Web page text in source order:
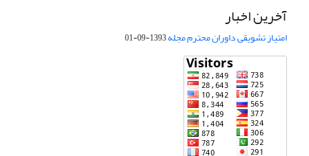
آخرین اخبار
امتیاز تشویقی داوران محترم مجله1393-09-01